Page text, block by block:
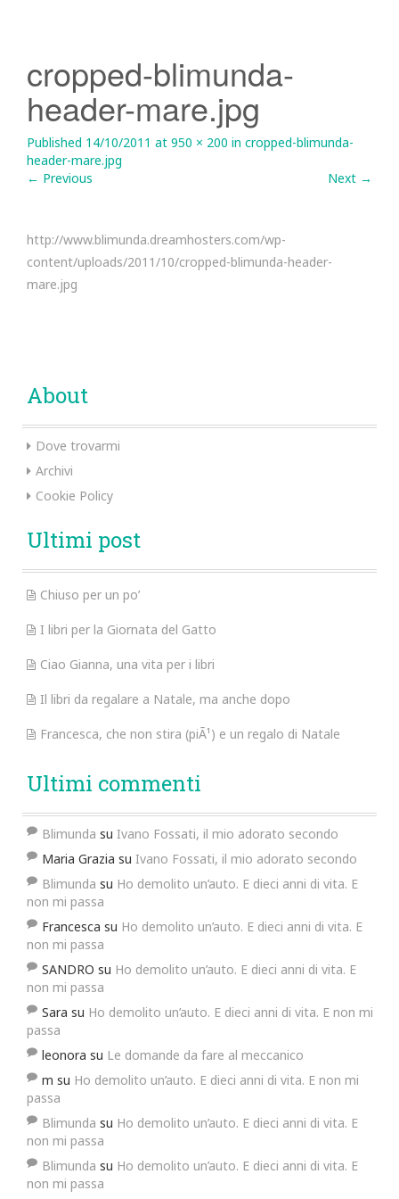
cropped-blimunda-
header-mare.jpg
Published 14/10/2011 at 950 × 200 in cropped-blimunda-
header-mare.jpg
← Previous Next →
http://www.blimunda.dreamhosters.com/wp-
content/uploads/2011/10/cropped-blimunda-header-
mare.jpg
About
Dove trovarmi
Archivi
Cookie Policy
Ultimi post
Chiuso per un po’
I libri per la Giornata del Gatto
Ciao Gianna, una vita per i libri
Il libri da regalare a Natale, ma anche dopo
Francesca, che non stira (piÃ¹) e un regalo di Natale
Ultimi commenti
Blimunda su Ivano Fossati, il mio adorato secondo
Maria Grazia su Ivano Fossati, il mio adorato secondo
Blimunda su Ho demolito un’auto. E dieci anni di vita. E
non mi passa
Francesca su Ho demolito un’auto. E dieci anni di vita. E
non mi passa
SANDRO su Ho demolito un’auto. E dieci anni di vita. E
non mi passa
Sara su Ho demolito un’auto. E dieci anni di vita. E non mi
passa
leonora su Le domande da fare al meccanico
m su Ho demolito un’auto. E dieci anni di vita. E non mi
passa
Blimunda su Ho demolito un’auto. E dieci anni di vita. E
non mi passa
Blimunda su Ho demolito un’auto. E dieci anni di vita. E
non mi passa